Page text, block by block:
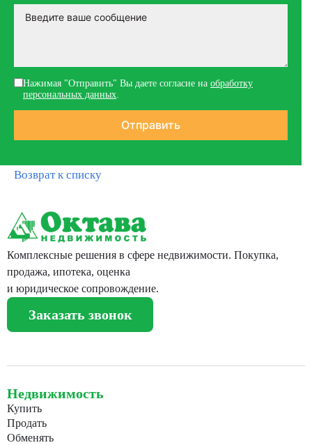
Нажимая "Отправить" Вы даете согласие на обработку
персональных данных
Возврат к списку
Комплексные решения в сфере недвижимости. Покупка,
продажа, ипотека, оценка
и юридическое сопровождение.
Заказать звонок
Недвижимость
Купить
Продать
Обменять